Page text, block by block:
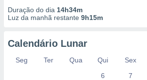
Duração do dia 14h34m
Luz da manhã restante 9h15m
Calendário Lunar
Seg Ter Qua Qui Sex
6
7